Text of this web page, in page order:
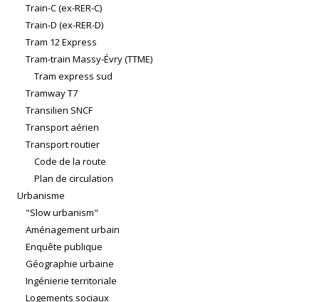
Train-C (ex-RER-C)
Train-D (ex-RER-D)
Tram 12 Express
Tram-train Massy-Évry (TTME)
Tram express sud
Tramway T7
Transilien SNCF
Transport aérien
Transport routier
Code de la route
Plan de circulation
Urbanisme
"Slow urbanism"
Aménagement urbain
Enquête publique
Géographie urbaine
Ingénierie territoriale
Logements sociaux